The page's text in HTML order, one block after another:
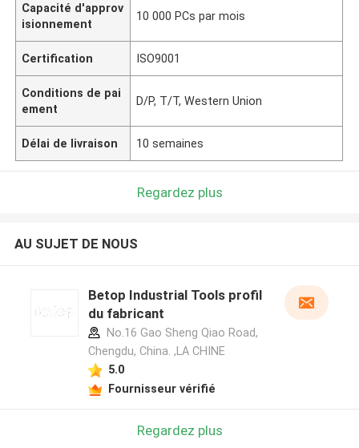
Capacité d'approv
isionnement
10 000 PCs par mois
Certification ISO9001
Conditions de pai
ement
D/P, T/T, Western Union
Délai de livraison 10 semaines
Regardez plus
AU SUJET DE NOUS
Betop Industrial Tools profil
du fabricant
No.16 Gao Sheng Qiao Road,
Chengdu, China. ,LA CHINE
5.0
Fournisseur vérifié
Regardez plus